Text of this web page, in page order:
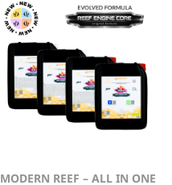
MODERN REEF – ALL IN ONE